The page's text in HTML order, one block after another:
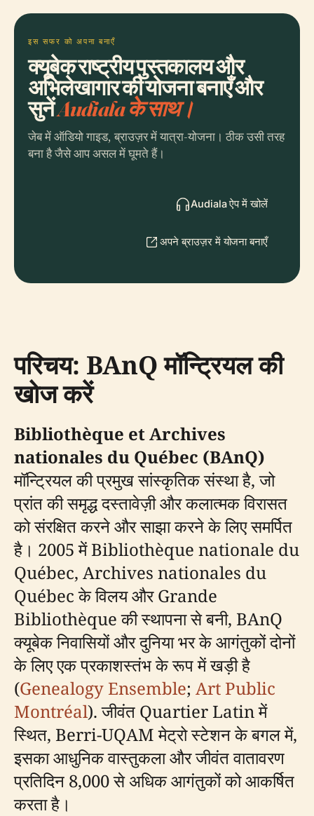
इस सफर को अपना बनाएँ
क्यूबेक राष्ट्रीय पुस्तकालय और
अभिलेखागार की योजना बनाएँ और
सुनेंAudiala के साथ।
जेब में ऑडियो गाइड, ब्राउज़र में यात्रा-योजना। ठीक उसी तरह
बना है जैसे आप असल में घूमते हैं।
Audiala ऐप में खोलें
अपने ब्राउज़र में योजना बनाएँ
परिचय: BAnQ मॉन्ट्रियल की
खोज करें
Bibliothèque et Archives
nationales du Québec (BAnQ)
मॉन्ट्रियल की प्रमुख सांस्कृतिक संस्था है, जो
प्रांत की समृद्ध दस्तावेज़ी और कलात्मक विरासत
को संरक्षित करने और साझा करने के लिए समर्पित
है। 2005 में Bibliothèque nationale du
Québec, Archives nationales du
Québec के विलय और Grande
Bibliothèque की स्थापना से बनी, BAnQ
क्यूबेक निवासियों और दुनिया भर के आगंतुकों दोनों
के लिए एक प्रकाशस्तंभ के रूप में खड़ी है
(Genealogy Ensemble; Art Public
Montréal). जीवंत Quartier Latin में
स्थित, Berri-UQAM मेट्रो स्टेशन के बगल में,
इसका आधुनिक वास्तुकला और जीवंत वातावरण
प्रतिदिन 8,000 से अधिक आगंतुकों को आकर्षित
करता है।